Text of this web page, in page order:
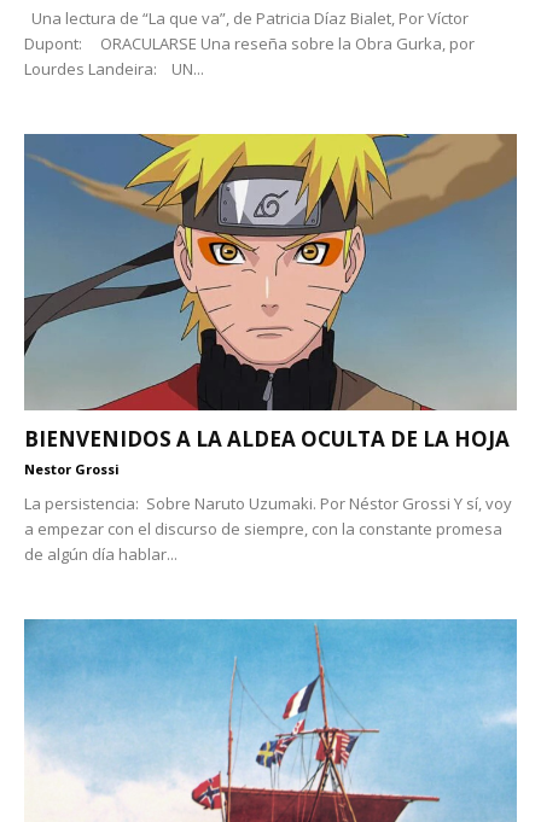
Una lectura de “La que va”, de Patricia Díaz Bialet, Por Víctor
Dupont: ORACULARSE Una reseña sobre la Obra Gurka, por
Lourdes Landeira: UN...
BIENVENIDOS A LA ALDEA OCULTA DE LA HOJA
Nestor Grossi
La persistencia: Sobre Naruto Uzumaki. Por Néstor Grossi Y sí, voy
a empezar con el discurso de siempre, con la constante promesa
de algún día hablar...